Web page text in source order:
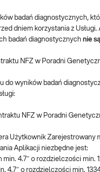
badań diagnostycznych,
dniem korzystania z
badań diagnostycznych nie są
NFZ w Poradni
do wyników badań
NFZ w Poradni
Użytkownik Zarejestrowany
Aplikacji niezbędne jest:
4.7″ o rozdzielczości min.
4.7″ o rozdzielczości min.